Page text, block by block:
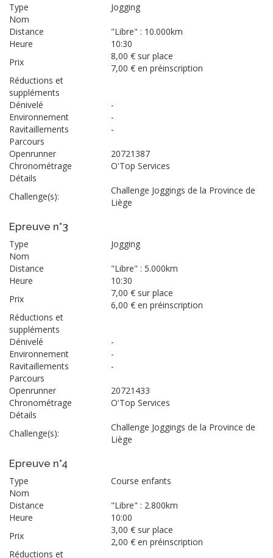
Type
Jogging
Nom
Distance
"Libre" : 10.000km
Heure
10:30
Prix
8,00 € sur place
7,00 € en préinscription
Réductions et
suppléments
Dénivelé
-
Environnement
-
Ravitaillements
-
Parcours
Openrunner
20721387
Chronométrage
O'Top Services
Détails
Challenge(s):
Challenge Joggings de la Province de
Liège
Epreuve n°3
Type
Jogging
Nom
Distance
"Libre" : 5.000km
Heure
10:30
Prix
7,00 € sur place
6,00 € en préinscription
Réductions et
suppléments
Dénivelé
-
Environnement
-
Ravitaillements
-
Parcours
Openrunner
20721433
Chronométrage
O'Top Services
Détails
Challenge(s):
Challenge Joggings de la Province de
Liège
Epreuve n°4
Type
Course enfants
Nom
Distance
"Libre" : 2.800km
Heure
10:00
Prix
3,00 € sur place
2,00 € en préinscription
Réductions et